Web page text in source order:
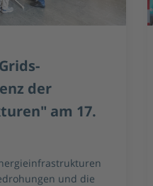
an 27
und betreibt 39
an -